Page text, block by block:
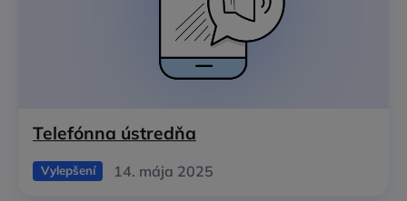
Telefónna ústredňa
Vylepšení 14. mája 2025